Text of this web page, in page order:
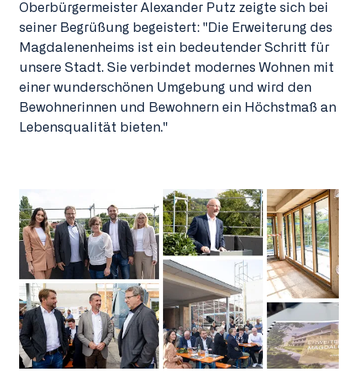
Oberbürgermeister Alexander Putz zeigte sich bei
seiner Begrüßung begeistert: "Die Erweiterung des
Magdalenenheims ist ein bedeutender Schritt für
unsere Stadt. Sie verbindet modernes Wohnen mit
einer wunderschönen Umgebung und wird den
Bewohnerinnen und Bewohnern ein Höchstmaß an
Lebensqualität bieten."